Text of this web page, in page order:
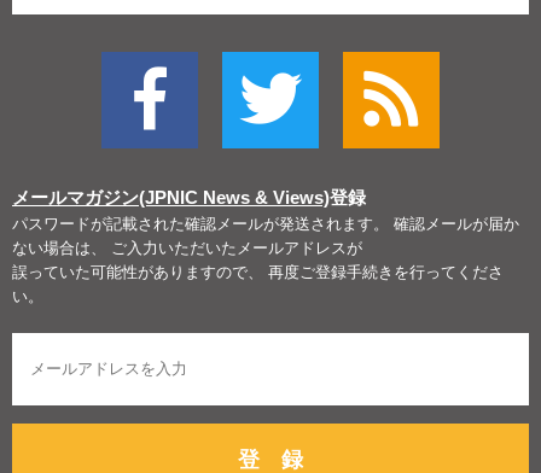
メールマガジン(JPNIC News & Views)登録
パスワードが記載された確認メールが発送されます。 確認メールが届か
ない場合は、 ご入力いただいたメールアドレスが
誤っていた可能性がありますので、 再度ご登録手続きを行ってくださ
い。
登 録